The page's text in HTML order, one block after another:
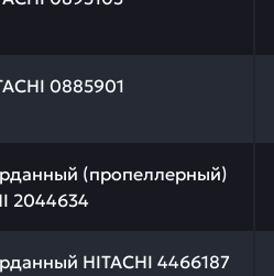
0885901
подбор.
(пропеллерный)
2044634
подбор.
HITACHI 4466187
подбор.